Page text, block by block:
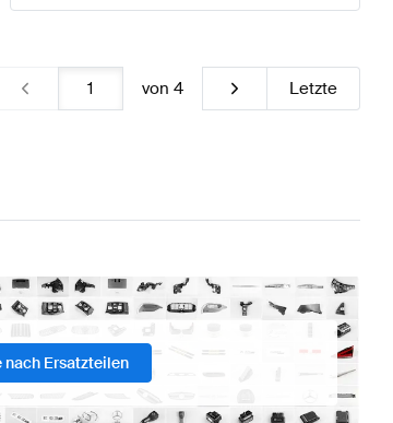
von 4 Letzte
nach Ersatzteilen